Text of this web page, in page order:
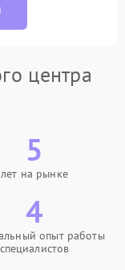
центра
5
лет на рынке
4
опыт работы
специалистов